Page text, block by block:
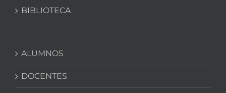
BIBLIOTECA
ALUMNOS
DOCENTES